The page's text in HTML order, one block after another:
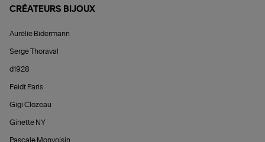
CRÉATEURS BIJOUX
Aurélie Bidermann
Serge Thoraval
d1928
Feidt Paris
Gigi Clozeau
Ginette NY
Pascale Monvoisin